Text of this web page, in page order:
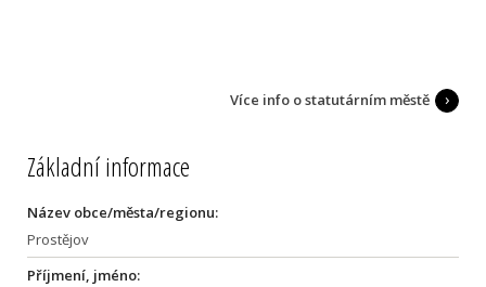
Více info o statutárním městě
Základní informace
Název obce/města/regionu:
Prostějov
Příjmení, jméno: